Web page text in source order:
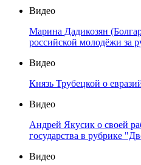
Видео
Марина Дадикозян
российской молодёжи за
Видео
Князь Трубецкой о
Видео
Андрей Якусик о своей
государства в рубрике
Видео